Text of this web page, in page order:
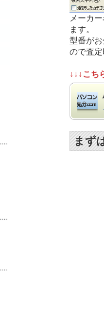
メーカ
ます。
型番が
ので査
↓↓↓こち
まず